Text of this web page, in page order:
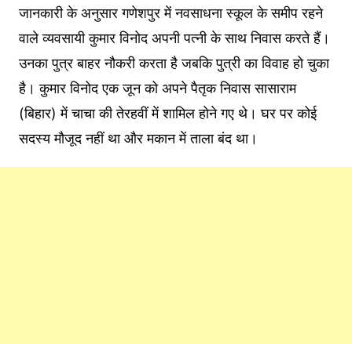
जानकारी के अनुसार गणेशपुर में नवसाधना स्कूल के समीप रहने
वाले व्यवसायी कुमार विनोद अपनी पत्नी के साथ निवास करते हैं।
उनका पुत्र बाहर नौकरी करता है जबकि पुत्री का विवाह हो चुका
है। कुमार विनोद एक जून को अपने पैतृक निवास सासाराम
(बिहार) में चाचा की तेरहवीं में शामिल होने गए थे। घर पर कोई
सदस्य मौजूद नहीं था और मकान में ताला बंद था।